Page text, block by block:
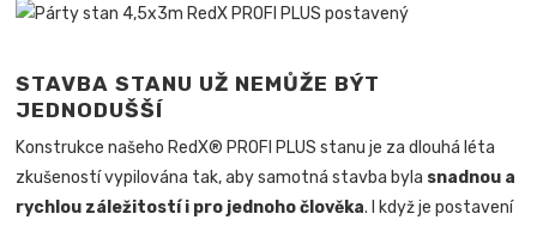
STAVBA STANU UŽ NEMŮŽE BÝT
JEDNODUŠŠÍ
Konstrukce našeho RedX® PROFI PLUS stanu je za dlouhá léta
zkušeností vypilována tak, aby samotná stavba byla snadnou a
rychlou záležitostí i pro jednoho člověka.
I když je postavení